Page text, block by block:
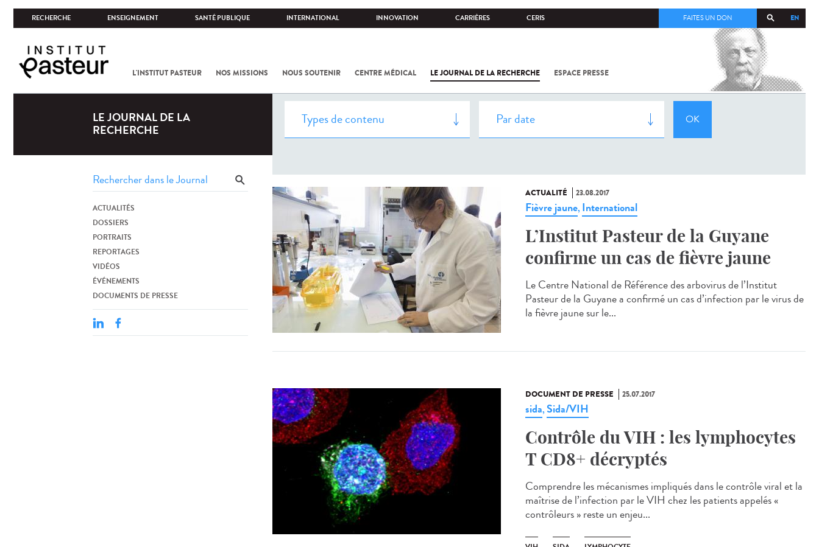
RECHERCHE ENSEIGNEMENT SANTÉ PUBLIQUE INTERNATIONAL INNOVATION CARRIÈRES CERIS EN
FAITES UN DON
L'INSTITUT PASTEUR NOS MISSIONS NOUS SOUTENIR CENTRE MÉDICAL LE JOURNAL DE LA RECHERCHE ESPACE PRESSE
COV-2 /
L'INSTITUT
PASTEUR
LE JOURNAL DE LA
RECHERCHE
ACTUALITÉS
DOSSIERS
PORTRAITS
REPORTAGES
VIDÉOS
ÉVÉNEMENTS
DOCUMENTS DE PRESSE
ACTUALITÉ 23.08.2017
Fièvre jaune, International
L’Institut Pasteur de la Guyane
confirme un cas de fièvre jaune
Le Centre National de Référence des arbovirus de l’Institut
Pasteur de la Guyane a confirmé un cas d’infection par le virus de
la fièvre jaune sur le...
DOCUMENT DE PRESSE 25.07.2017
sida,Sida/VIH
Contrôle du VIH : les lymphocytes
T CD8+ décryptés
Comprendre les mécanismes impliqués dans le contrôle viral et la
maîtrise de l’infection par le VIH chez les patients appelés «
contrôleurs » reste un enjeu...